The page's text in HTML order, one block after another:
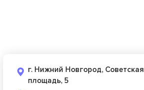
г. Нижний Новгород, Советская
площадь, 5